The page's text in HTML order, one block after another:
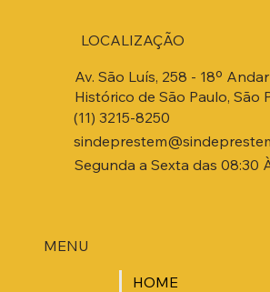
MENU
HOME
Av. São Luís, 258 - 18º
Histórico de São Paulo, São
(11) 3215-8250
Segunda a Sexta das 08:30
LOCALIZAÇÃO